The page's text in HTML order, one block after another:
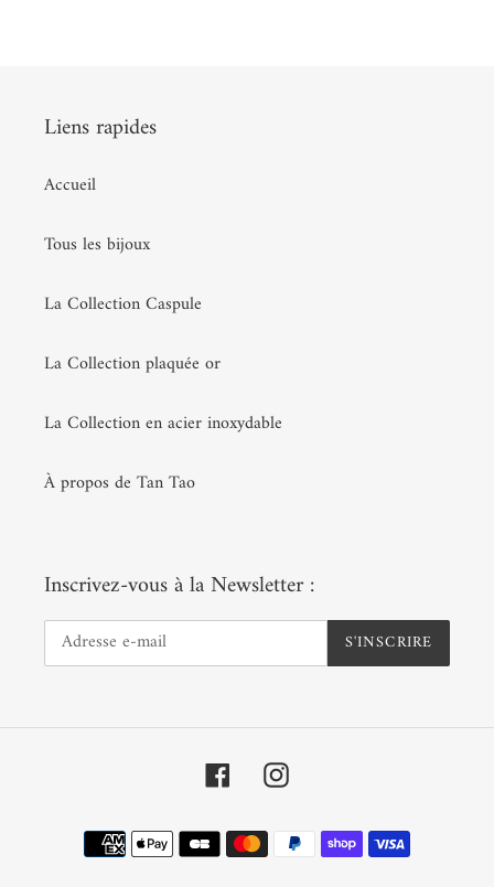
Liens rapides
Accueil
Tous les bijoux
La Collection Caspule
La Collection plaquée or
La Collection en acier inoxydable
À propos de Tan Tao
Inscrivez-vous à la Newsletter :
S'INSCRIRE
FacebookInstagram
Moyens
de